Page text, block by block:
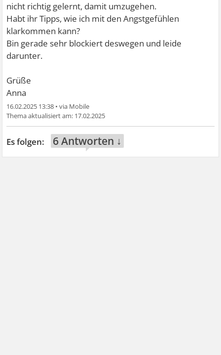
nicht richtig gelernt, damit umzugehen.
Habt ihr Tipps, wie ich mit den Angstgefühlen
klarkommen kann?
Bin gerade sehr blockiert deswegen und leide
darunter.
Grüße
Anna
16.02.2025 13:38 •
17.02.2025
6 Antworten ↓